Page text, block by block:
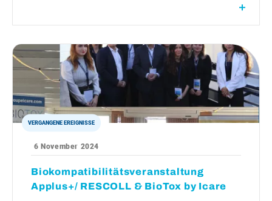
Vielen Dank an alle, die seit 2022
hochwertiges Spielzeug abgegeben haben.
Diese Aktion wurde auch an unserem […]
VERGANGENE EREIGNISSE
6 November 2024
Biokompatibilitätsveranstaltung
Applus+/ RESCOLL & BioTox by Icare